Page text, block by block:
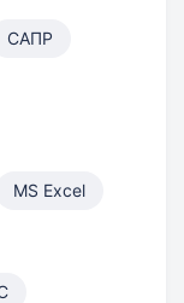
САПР
MS Excel